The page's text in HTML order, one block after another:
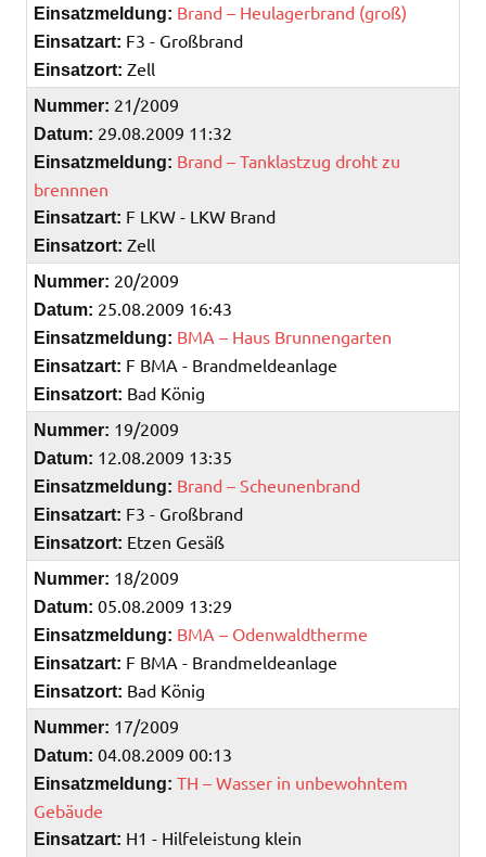
Einsatzmeldung: Brand – Heulagerbrand (groß)
Einsatzart: F3 - Großbrand
Einsatzort: Zell
Nummer: 21/2009
Datum: 29.08.2009 11:32
Einsatzmeldung: Brand – Tanklastzug droht zu
brennnen
Einsatzart: F LKW - LKW Brand
Einsatzort: Zell
Nummer: 20/2009
Datum: 25.08.2009 16:43
Einsatzmeldung: BMA – Haus Brunnengarten
Einsatzart: F BMA - Brandmeldeanlage
Einsatzort: Bad König
Nummer: 19/2009
Datum: 12.08.2009 13:35
Einsatzmeldung: Brand – Scheunenbrand
Einsatzart: F3 - Großbrand
Einsatzort: Etzen Gesäß
Nummer: 18/2009
Datum: 05.08.2009 13:29
Einsatzmeldung: BMA – Odenwaldtherme
Einsatzart: F BMA - Brandmeldeanlage
Einsatzort: Bad König
Nummer: 17/2009
Datum: 04.08.2009 00:13
Einsatzmeldung: TH – Wasser in unbewohntem
Gebäude
Einsatzart: H1 - Hilfeleistung klein